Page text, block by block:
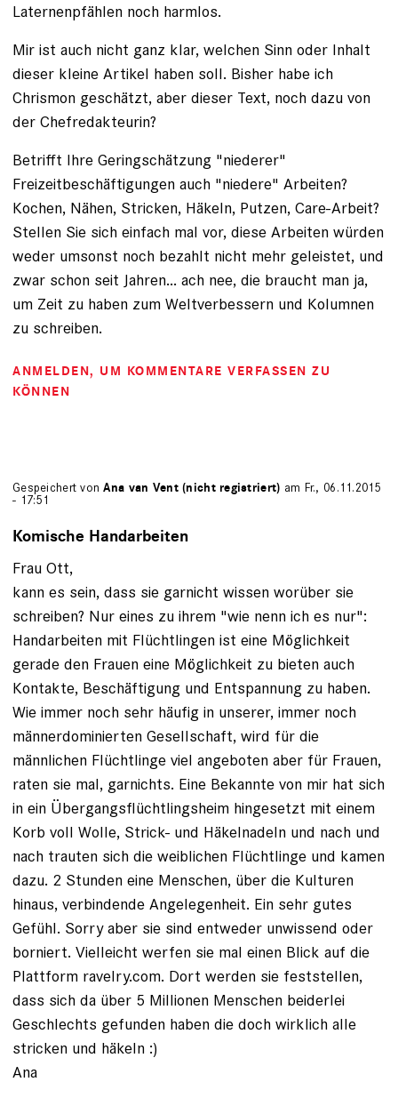
Laternenpfählen noch harmlos.
Mir ist auch nicht ganz klar, welchen Sinn oder Inhalt
dieser kleine Artikel haben soll. Bisher habe ich
Chrismon geschätzt, aber dieser Text, noch dazu von
der Chefredakteurin?
Betrifft Ihre Geringschätzung "niederer"
Freizeitbeschäftigungen auch "niedere" Arbeiten?
Kochen, Nähen, Stricken, Häkeln, Putzen, Care-Arbeit?
Stellen Sie sich einfach mal vor, diese Arbeiten würden
weder umsonst noch bezahlt nicht mehr geleistet, und
zwar schon seit Jahren... ach nee, die braucht man ja,
um Zeit zu haben zum Weltverbessern und Kolumnen
zu schreiben.
ANMELDEN, UM KOMMENTARE VERFASSEN ZU
KÖNNEN
Gespeichert vonAna van Vent (nicht registriert) am Fr., 06.11.2015
- 17:51
Komische Handarbeiten
Frau Ott,
kann es sein, dass sie garnicht wissen worüber sie
schreiben? Nur eines zu ihrem "wie nenn ich es nur":
Handarbeiten mit Flüchtlingen ist eine Möglichkeit
gerade den Frauen eine Möglichkeit zu bieten auch
Kontakte, Beschäftigung und Entspannung zu haben.
Wie immer noch sehr häufig in unserer, immer noch
männerdominierten Gesellschaft, wird für die
männlichen Flüchtlinge viel angeboten aber für Frauen,
raten sie mal, garnichts. Eine Bekannte von mir hat sich
in ein Übergangsflüchtlingsheim hingesetzt mit einem
Korb voll Wolle, Strick- und Häkelnadeln und nach und
nach trauten sich die weiblichen Flüchtlinge und kamen
dazu. 2 Stunden eine Menschen, über die Kulturen
hinaus, verbindende Angelegenheit. Ein sehr gutes
Gefühl. Sorry aber sie sind entweder unwissend oder
borniert. Vielleicht werfen sie mal einen Blick auf die
Plattform ravelry.com. Dort werden sie feststellen,
dass sich da über 5 Millionen Menschen beiderlei
Geschlechts gefunden haben die doch wirklich alle
stricken und häkeln :)
Ana